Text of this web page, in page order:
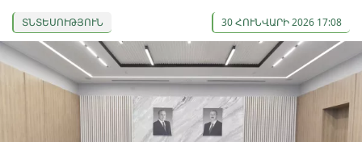
ՏՆՏԵՍՈՒԹՅՈՒՆ 30 ՀՈՒՆՎԱՐԻ 2026 17:08